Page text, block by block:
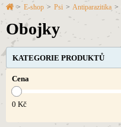
> E-shop > Psi > Antiparazitika >
Obojky
KATEGORIE PRODUKTŮ
Cena
0 Kč